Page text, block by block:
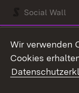
Social Wall
Kontakt
Wir verwenden
Cookies